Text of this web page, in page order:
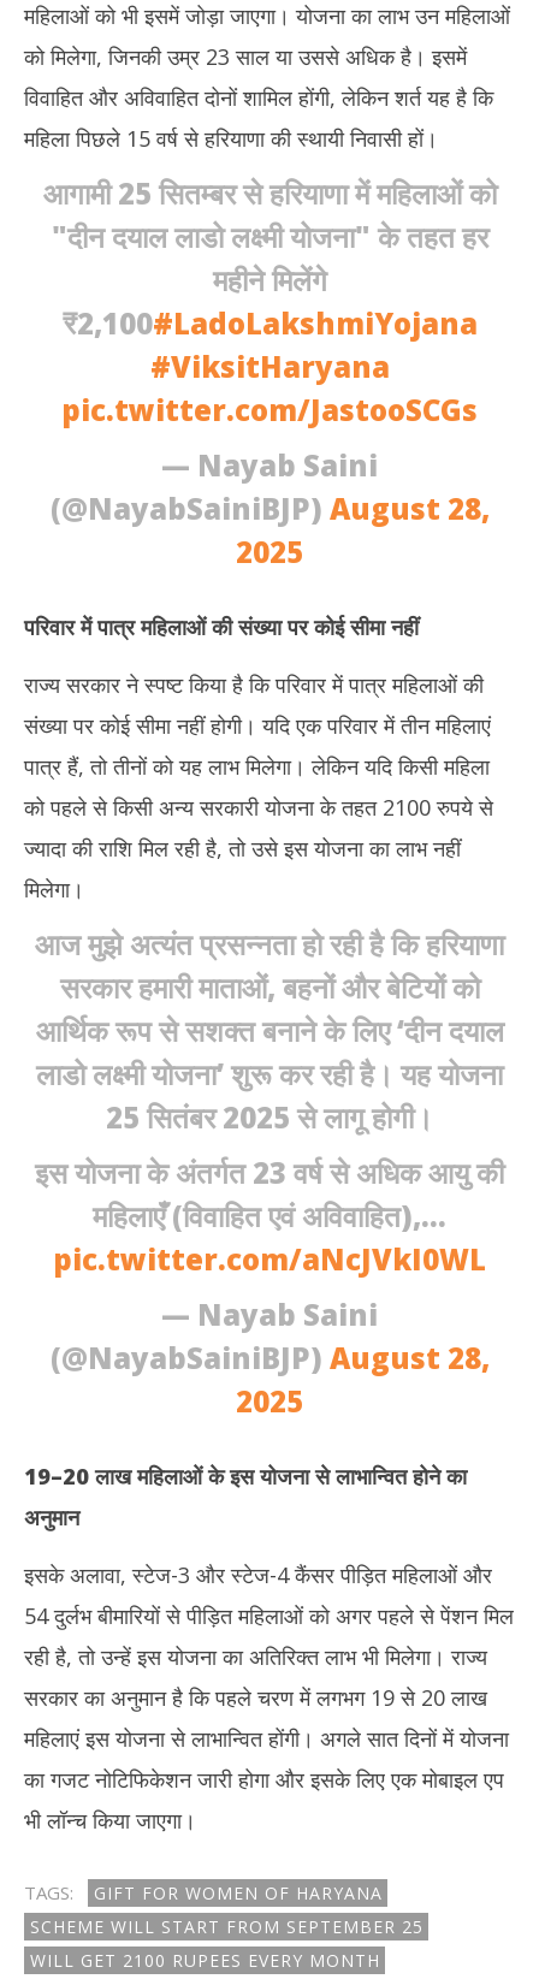
महिलाओं को भी इसमें जोड़ा जाएगा। योजना का लाभ उन महिलाओं
को मिलेगा, जिनकी उम्र 23 साल या उससे अधिक है। इसमें
विवाहित और अविवाहित दोनों शामिल होंगी, लेकिन शर्त यह है कि
महिला पिछले 15 वर्ष से हरियाणा की स्थायी निवासी हों।
आगामी 25 सितम्बर से हरियाणा में महिलाओं को
"दीन दयाल लाडो लक्ष्मी योजना" के तहत हर
महीने मिलेंगे
₹2,100#LadoLakshmiYojana
#ViksitHaryana
pic.twitter.com/JastooSCGs
— Nayab Saini
(@NayabSainiBJP) August 28,
2025
परिवार में पात्र महिलाओं की संख्या पर कोई सीमा नहीं
राज्य सरकार ने स्पष्ट किया है कि परिवार में पात्र महिलाओं की
संख्या पर कोई सीमा नहीं होगी। यदि एक परिवार में तीन महिलाएं
पात्र हैं, तो तीनों को यह लाभ मिलेगा। लेकिन यदि किसी महिला
को पहले से किसी अन्य सरकारी योजना के तहत 2100 रुपये से
ज्यादा की राशि मिल रही है, तो उसे इस योजना का लाभ नहीं
मिलेगा।
आज मुझे अत्यंत प्रसन्नता हो रही है कि हरियाणा
सरकार हमारी माताओं, बहनों और बेटियों को
आर्थिक रूप से सशक्त बनाने के लिए ‘दीन दयाल
लाडो लक्ष्मी योजना’ शुरू कर रही है। यह योजना
25 सितंबर 2025 से लागू होगी।
इस योजना के अंतर्गत 23 वर्ष से अधिक आयु की
महिलाएँ (विवाहित एवं अविवाहित),…
pic.twitter.com/aNcJVkI0WL
— Nayab Saini
(@NayabSainiBJP) August 28,
2025
19–20लाख महिलाओं के इस योजना से लाभान्वित होने का
अनुमान
इसके अलावा, स्टेज-3 और स्टेज-4 कैंसर पीड़ित महिलाओं और
54 दुर्लभ बीमारियों से पीड़ित महिलाओं को अगर पहले से पेंशन मिल
रही है, तो उन्हें इस योजना का अतिरिक्त लाभ भी मिलेगा। राज्य
सरकार का अनुमान है कि पहले चरण में लगभग 19 से 20 लाख
महिलाएं इस योजना से लाभान्वित होंगी। अगले सात दिनों में योजना
का गजट नोटिफिकेशन जारी होगा और इसके लिए एक मोबाइल एप
भी लॉन्च किया जाएगा।
TAGS:
GIFT FOR WOMEN OF HARYANA
SCHEME WILL START FROM SEPTEMBER 25
WILL GET 2100 RUPEES EVERY MONTH